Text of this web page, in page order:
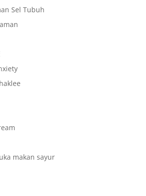
Sel Tubuh
makan sayur